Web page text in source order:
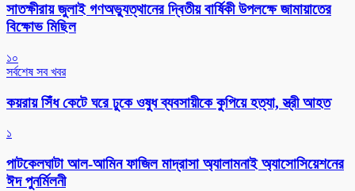
সাতক্ষীরায় জুলাই গণঅভ্যুত্থানের দ্বিতীয় বার্ষিকী উপলক্ষে জামায়াতের
বিক্ষোভ মিছিল
১০
সর্বশেষ সব খবর
কয়রায় সিঁধ কেটে ঘরে ঢুকে ওষুধ ব্যবসায়ীকে কুপিয়ে হত্যা, স্ত্রী আহত
১
পাটকেলঘাটা আল-আমিন ফাজিল মাদ্রাসা অ্যালামনাই অ্যাসোসিয়েশনের
ঈদ পুনর্মিলনী